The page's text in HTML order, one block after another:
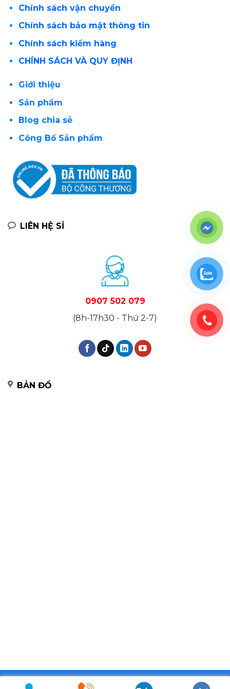
Chính sách vận chuyển
Chính sách bảo mật thông tin
Chính sách kiểm hàng
CHÍNH SÁCH VÀ QUY ĐỊNH
Giới thiệu
Sản phẩm
Blog chia sẻ
Công Bố Sản phẩm
LIÊN HỆ SỈ
0907 502 079
(8h-17h30 - Thứ 2-7)
BẢN ĐỒ